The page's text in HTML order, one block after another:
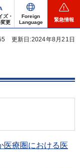
ズ・
更
Foreign
Language
緊急情報
更新日:2024年8月21日
医療圏における医